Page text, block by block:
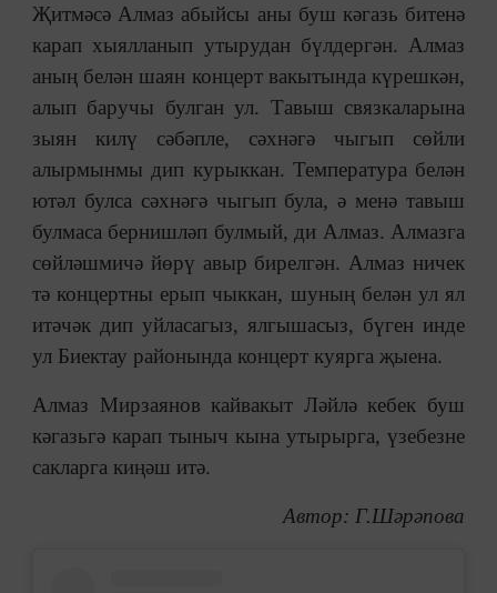
Җитмәсә Алмаз абыйсы аны буш кәгазь битенә
карап хыялланып утырудан бүлдергән. Алмаз
аның белән шаян концерт вакытында күрешкән,
алып баручы булган ул. Тавыш связкаларына
зыян килү сәбәпле, сәхнәгә чыгып сөйли
алырмынмы дип курыккан. Температура белән
ютәл булса сәхнәгә чыгып була, ә менә тавыш
булмаса бернишләп булмый, ди Алмаз. Алмазга
сөйләшмичә йөрү авыр бирелгән. Алмаз ничек
тә концертны ерып чыккан, шуның белән ул ял
итәчәк дип уйласагыз, ялгышасыз, бүген инде
ул Биектау районында концерт куярга җыена.
Алмаз Мирзаянов кайвакыт Ләйлә кебек буш
кәгазьгә карап тыныч кына утырырга, үзебезне
сакларга киңәш итә.
Автор: Г.Шәрәпова